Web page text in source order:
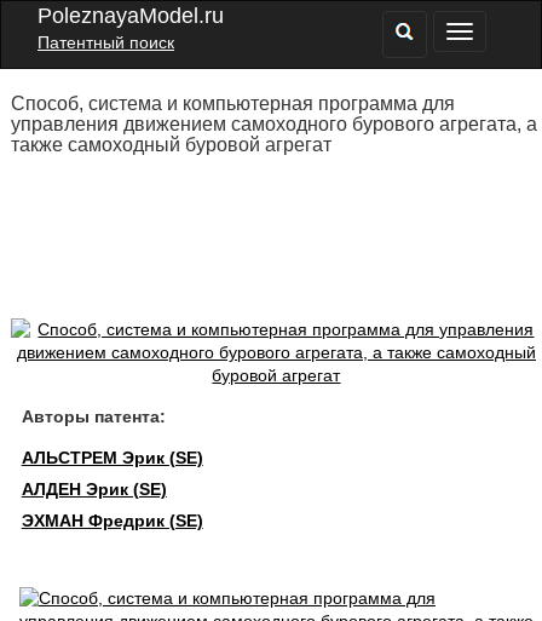
PoleznayaModel.ru
Патентный поиск
Способ, система и компьютерная программа для
управления движением самоходного бурового агрегата, а
также самоходный буровой агрегат
Авторы патента:
АЛЬСТРЕМ Эрик (SE)
АЛДЕН Эрик (SE)
ЭХМАН Фредрик (SE)